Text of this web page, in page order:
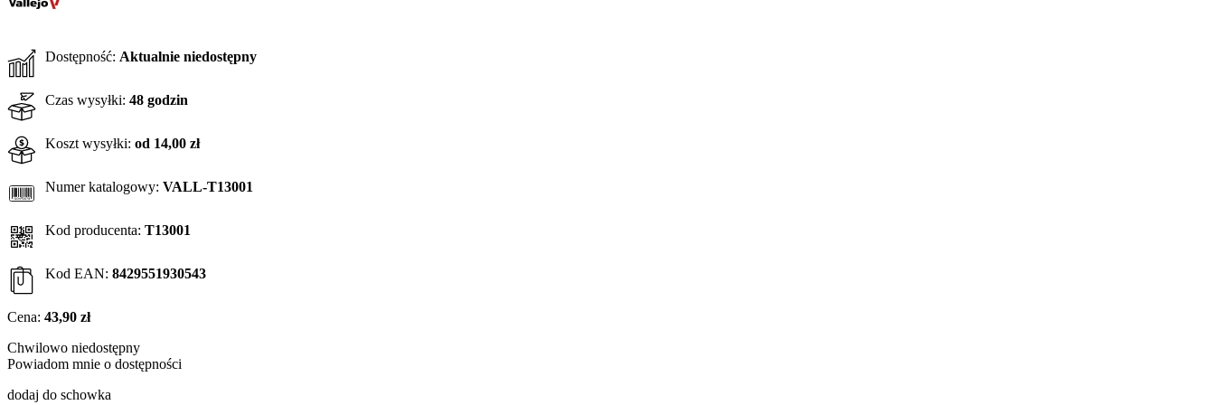
Dostępność: Aktualnie niedostępny
Czas wysyłki: 48 godzin
Koszt wysyłki: od 14,00 zł
Numer katalogowy: VALL-T13001
Kod producenta: T13001
Kod EAN: 8429551930543
Cena: 43,90 zł
Chwilowo niedostępny
Powiadom mnie o dostępności
dodaj do schowka